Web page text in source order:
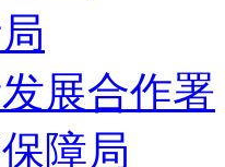
展合作署
障局